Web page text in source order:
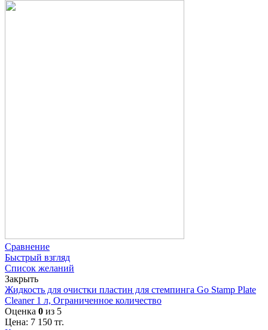
Сравнение
Быстрый взгляд
Список желаний
Закрыть
Жидкость для очистки пластин для стемпинга Go Stamp Plate
Cleaner 1 л, Ограниченное количество
Оценка 0 из 5
Цена: 7 150 тг.